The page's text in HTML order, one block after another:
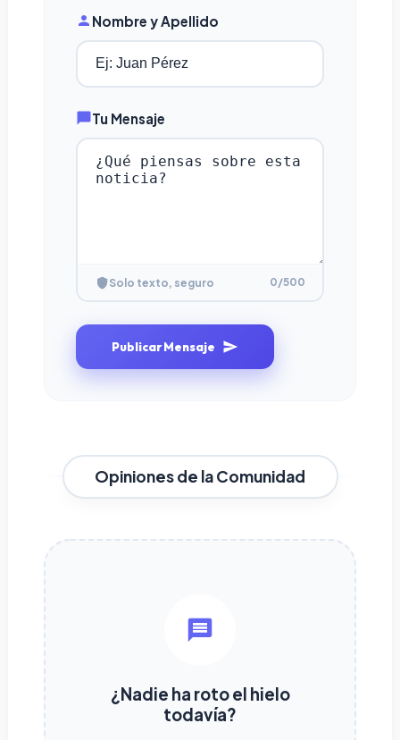
Nombre y Apellido
Tu Mensaje
Solo texto, seguro 0/500
Publicar Mensaje
Opiniones de la Comunidad
¿Nadie ha roto el hielo
todavía?